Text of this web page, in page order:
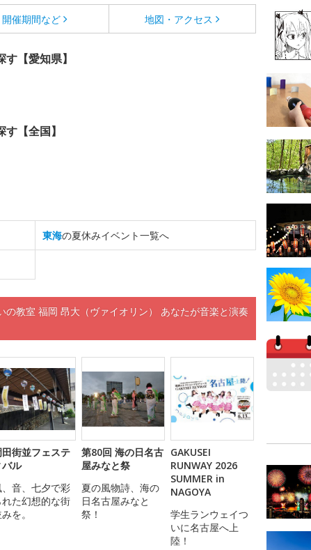
開催期間など 地図・アクセス
【愛知県】
【全国】
東海の夏休みイベント一覧へ
の教室 福岡 昂大（ヴァイオリン） あなたが音楽と演奏
田街並フェステ
バル
、音、七夕で彩
れた幻想的な街
を。
第80回 海の日名古
屋みなと祭
夏の風物詩、海の
日名古屋みなと
祭！
GAKUSEI
RUNWAY 2026
SUMMER in
NAGOYA
学生ランウェイつ
いに名古屋へ上
陸！